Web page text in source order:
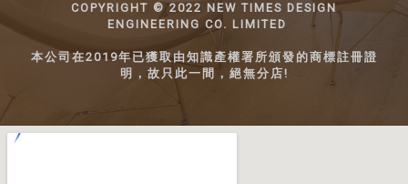
COPYRIGHT ©️ 2022 NEW TIMES DESIGN
ENGINEERING CO. LIMITED
本公司在2019年已獲取由知識產權署所頒發的商標註冊證
明，故只此一間，絕無分店!